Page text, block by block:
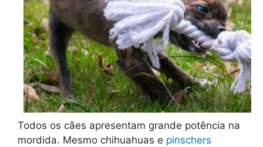
Todos os cães apresentam grande potência na
mordida. Mesmo chihuahuas e pinschers